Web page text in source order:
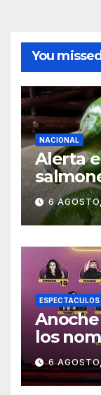
You
NACIONAL
Alerta
casos
6
ESPECTACULOS
los
los
la
6